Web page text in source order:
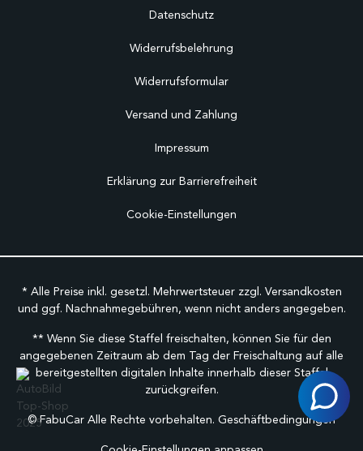
Datenschutz
Widerrufsbelehrung
Widerrufsformular
Versand und Zahlung
Impressum
Erklärung zur Barrierefreiheit
Cookie-Einstellungen
* Alle Preise inkl. gesetzl. Mehrwertsteuer zzgl. Versandkosten
und ggf. Nachnahmegebühren, wenn nicht anders angegeben.
** Wenn Sie diese Staffel freischalten, können Sie für den
angegebenen Zeitraum ab dem Tag der Freischaltung auf alle
bereitgestellten digitalen Inhalte innerhalb dieser Staffel
zurückgreifen.
©FabuCar Alle Rechte vorbehalten. Geschäftbedingungen